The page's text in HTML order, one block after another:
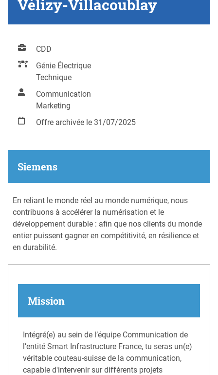
Vélizy-Villacoublay
CDD
Génie Électrique
Technique
Communication
Marketing
Offre archivée le 31/07/2025
Siemens
En reliant le monde réel au monde numérique, nous
contribuons à accélérer la numérisation et le
développement durable : afin que nos clients du monde
entier puissent gagner en compétitivité, en résilience et
en durabilité.
Mission
Intégré(e) au sein de l’équipe Communication de
l’entité Smart Infrastructure France, tu seras un(e)
véritable couteau-suisse de la communication,
capable d'intervenir sur différents projets